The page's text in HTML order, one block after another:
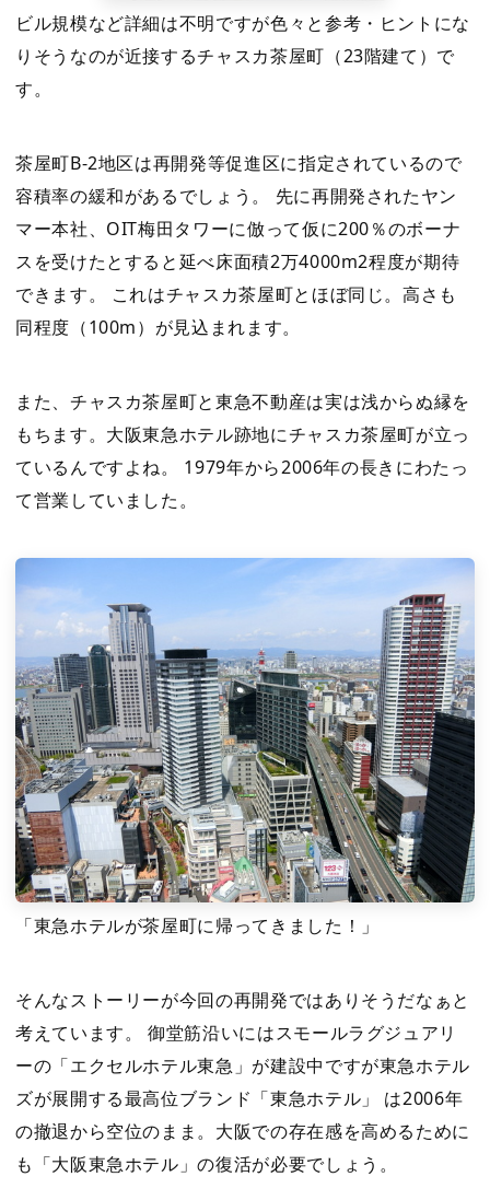
ビル規模など詳細は不明ですが色々と参考・ヒントにな
りそうなのが近接するチャスカ茶屋町（23階建て）で
す。
茶屋町B-2地区は再開発等促進区に指定されているので
容積率の緩和があるでしょう。 先に再開発されたヤン
マー本社、OIT梅田タワーに倣って仮に200％のボーナ
スを受けたとすると延べ床面積2万4000m2程度が期待
できます。 これはチャスカ茶屋町とほぼ同じ。高さも
同程度（100m）が見込まれます。
また、チャスカ茶屋町と東急不動産は実は浅からぬ縁を
もちます。大阪東急ホテル跡地にチャスカ茶屋町が立っ
ているんですよね。 1979年から2006年の長きにわたっ
て営業していました。
「東急ホテルが茶屋町に帰ってきました！」
そんなストーリーが今回の再開発ではありそうだなぁと
考えています。 御堂筋沿いにはスモールラグジュアリ
ーの「エクセルホテル東急」が建設中ですが東急ホテル
ズが展開する最高位ブランド「東急ホテル」 は2006年
の撤退から空位のまま。大阪での存在感を高めるために
も「大阪東急ホテル」の復活が必要でしょう。